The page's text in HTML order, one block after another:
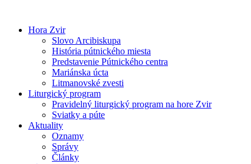
obsah
Hora Zvir
Slovo Arcibiskupa
História pútnického miesta
Predstavenie Pútnického centra
Mariánska úcta
Litmanovské zvesti
Liturgický program
Pravidelný liturgický program na hore Zvir
Sviatky a púte
Aktuality
Oznamy
Správy
Články